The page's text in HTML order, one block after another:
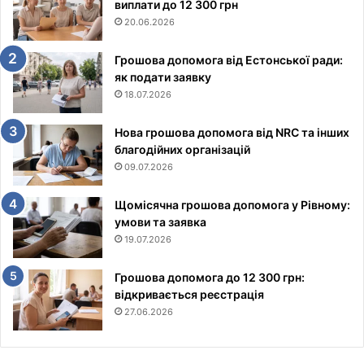
виплати до 12 300 грн
20.06.2026
Грошова допомога від Естонської ради:
як подати заявку
18.07.2026
Нова грошова допомога від NRC та інших
благодійних організацій
09.07.2026
Щомісячна грошова допомога у Рівному:
умови та заявка
19.07.2026
Грошова допомога до 12 300 грн:
відкривається реєстрація
27.06.2026